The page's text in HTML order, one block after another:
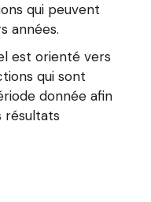
qui peuvent
années.
est orienté vers
qui sont
donnée afin
résultats